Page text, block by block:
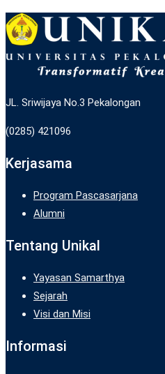
JL. Sriwijaya No.3 Pekalongan
(0285) 421096
Kerjasama
Program Pascasarjana
Alumni
Tentang Unikal
Yayasan Samarthya
Sejarah
Visi dan Misi
Informasi